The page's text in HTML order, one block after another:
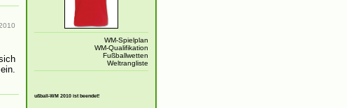
WM-Spielplan
WM-Qualifikation
Fußballwetten
Weltrangliste
Die Fußball-WM 2010 ist beendet!